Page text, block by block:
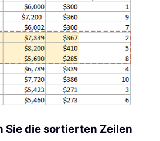
Sie die sortierten Zeilen